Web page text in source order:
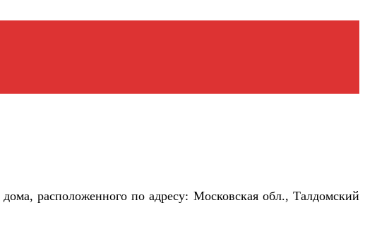
дома, расположенного по адресу: Московская обл., Талдомский